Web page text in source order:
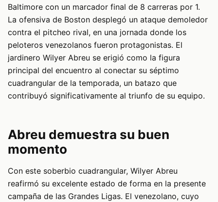
Baltimore con un marcador final de 8 carreras por 1.
La ofensiva de Boston desplegó un ataque demoledor
contra el pitcheo rival, en una jornada donde los
peloteros venezolanos fueron protagonistas. El
jardinero Wilyer Abreu se erigió como la figura
principal del encuentro al conectar su séptimo
cuadrangular de la temporada, un batazo que
contribuyó significativamente al triunfo de su equipo.
Abreu demuestra su buen
momento
Con este soberbio cuadrangular, Wilyer Abreu
reafirmó su excelente estado de forma en la presente
campaña de las Grandes Ligas. El venezolano, cuyo